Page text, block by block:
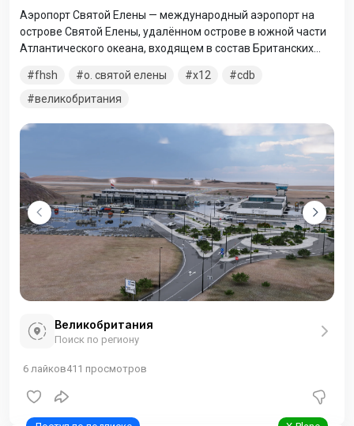
Аэропорт Святой Елены — международный аэропорт на
острове Святой Елены, удалённом острове в южной части
Атлантического океана, входящем в состав Британских
и Тристан-да-Кунья). Строительство взлётно-посадочной
полосы было завершено в 2015 году, а аэропорт открылся в
гражданской авиации, чартерные рейсы и рейсы
медицинской эвакуации были возобновлены с мая 2016
fhsh о. святой елены x12
cdb
великобритания
Великобритания
Поиск по региону
6 лайков411 просмотров